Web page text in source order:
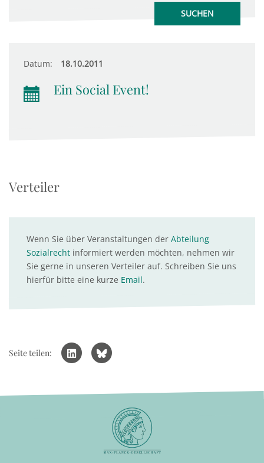
Datum: 18.10.2011
Ein Social Event!
Verteiler
Wenn Sie über Veranstaltungen der Abteilung
Sozialrecht informiert werden möchten, nehmen wir
Sie gerne in unseren Verteiler auf. Schreiben Sie uns
hierfür bitte eine kurze Email.
Seite teilen: